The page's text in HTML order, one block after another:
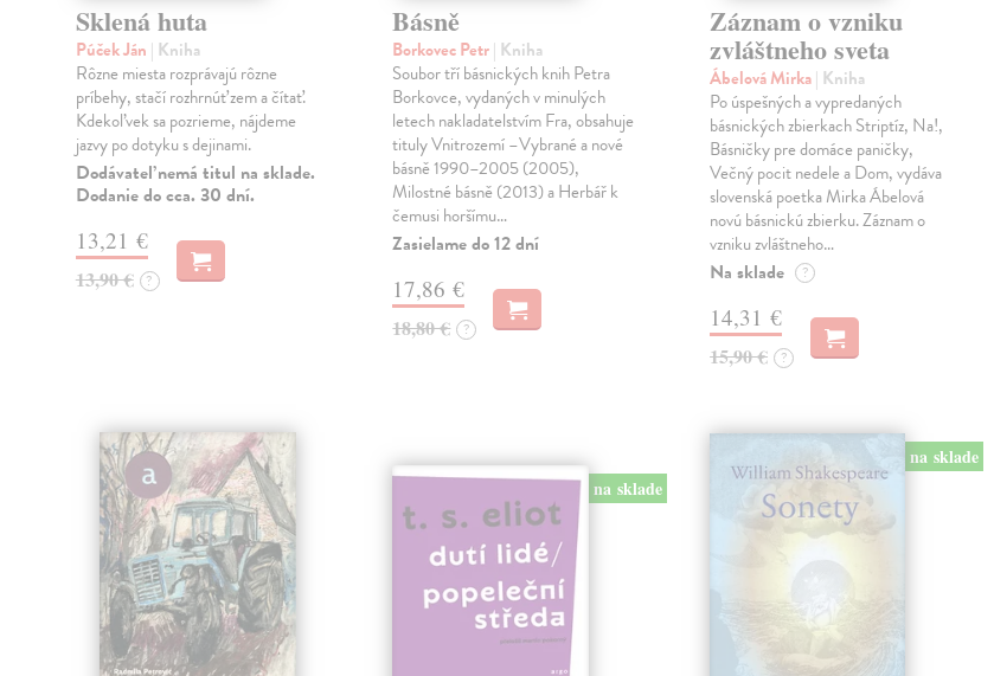
Sklená huta
Púček Ján | Kniha
Rôzne miesta rozprávajú rôzne
príbehy, stačí rozhrnúť zem a čítať.
Kdekoľvek sa pozrieme, nájdeme
jazvy po dotyku s dejinami.
Dodávateľ nemá titul na sklade.
Dodanie do cca. 30 dní.
13,21 €
13,90 € ?
Básně
Borkovec Petr| Kniha
Soubor tří básnických knih Petra
Borkovce, vydaných v minulých
letech nakladatelstvím Fra, obsahuje
tituly Vnitrozemí –Vybrané a nové
básně 1990–2005 (2005),
Milostné básně (2013) a Herbář k
čemusi horšímu…
Zasielame do 12 dní
17,86 €
18,80 € ?
Záznam o vzniku
zvláštneho sveta
Ábelová Mirka| Kniha
Po úspešných a vypredaných
básnických zbierkach Striptíz, Na!,
Básničky pre domáce paničky,
Večný pocit nedele a Dom, vydáva
slovenská poetka Mirka Ábelová
novú básnickú zbierku. Záznam o
vzniku zvláštneho…
Na sklade ?
14,31 €
15,90 € ?
na sklade
na sklade